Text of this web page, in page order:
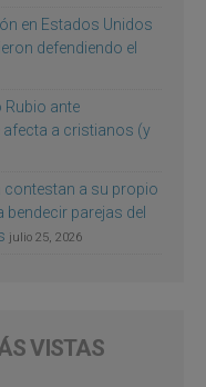
en Estados Unidos
defendiendo el
ante
a cristianos (y
contestan a su propio
parejas del
julio 25, 2026
VISTAS